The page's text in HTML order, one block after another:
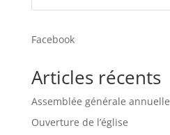
Facebook
Articles récents
Assemblée générale annuelle
Ouverture de l’église